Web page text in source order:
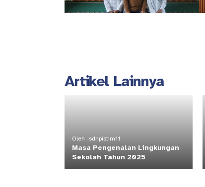
Artikel Lainnya
Oleh : sdnpistim11
Masa Pengenalan Lingkungan
Sekolah Tahun 2025